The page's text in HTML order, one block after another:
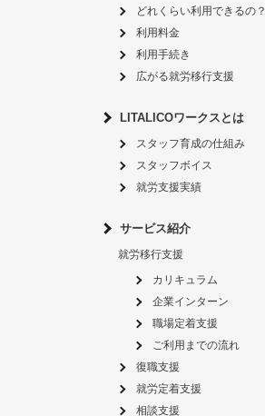
どれくらい利用できるの？
利用料金
利用手続き
広がる就労移行支援
LITALICOワークスとは
スタッフ育成の仕組み
スタッフボイス
就労支援実績
サービス紹介
就労移行支援
カリキュラム
企業インターン
職場定着支援
ご利用までの流れ
復職支援
就労定着支援
相談支援